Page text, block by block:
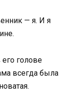
— я. И я
голове
всегда была